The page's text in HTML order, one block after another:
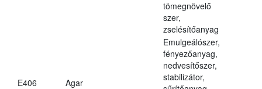
tömegnövelő
szer,
zselésítőanyag
E406 Agar
Emulgeálószer,
fényezőanyag,
nedvesítőszer,
stabilizátor,